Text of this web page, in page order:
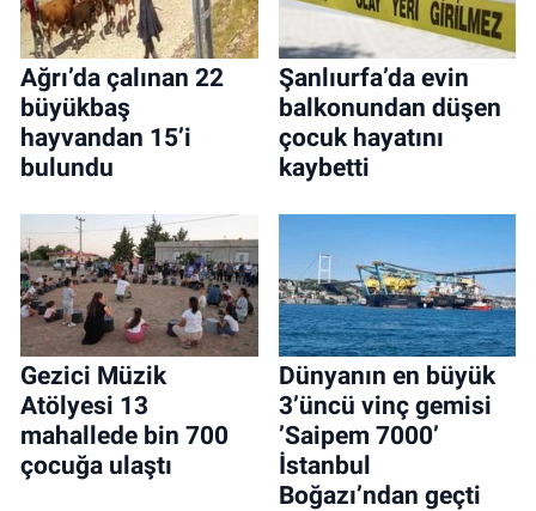
Ağrı’da çalınan 22
büyükbaş
hayvandan 15’i
bulundu
Şanlıurfa’da evin
balkonundan düşen
çocuk hayatını
kaybetti
Gezici Müzik
Atölyesi 13
mahallede bin 700
çocuğa ulaştı
Dünyanın en büyük
3’üncü vinç gemisi
’Saipem 7000’
İstanbul
Boğazı’ndan geçti